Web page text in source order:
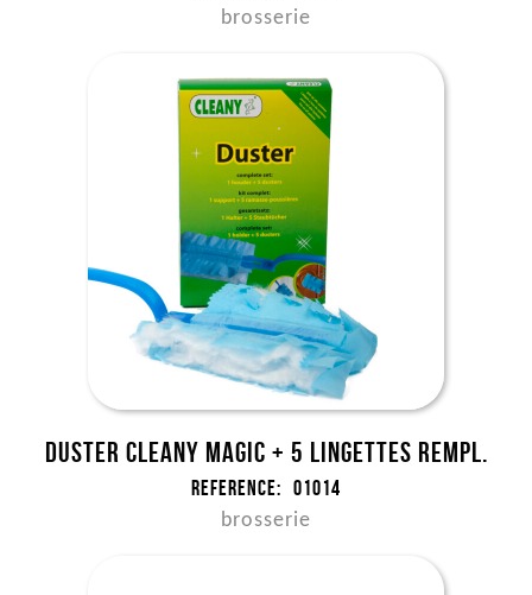
brosserie
Duster Cleany Magic + 5 lingettes rempl.
Reference: 01014
brosserie